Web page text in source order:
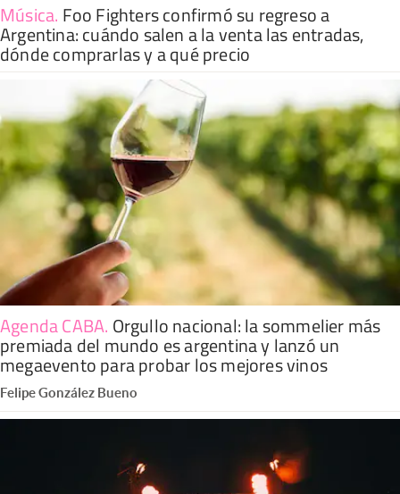
Música. Foo Fighters confirmó su regreso a
Argentina: cuándo salen a la venta las entradas,
dónde comprarlas y a qué precio
Agenda CABA. Orgullo nacional: la sommelier más
premiada del mundo es argentina y lanzó un
megaevento para probar los mejores vinos
Felipe González Bueno